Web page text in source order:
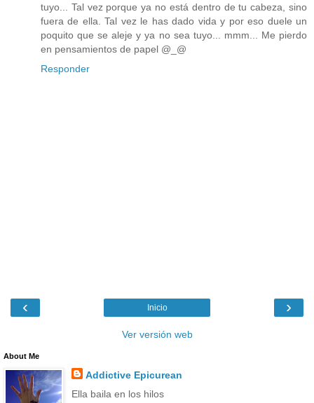
tuyo... Tal vez porque ya no está dentro de tu cabeza, sino
fuera de ella. Tal vez le has dado vida y por eso duele un
poquito que se aleje y ya no sea tuyo... mmm... Me pierdo
en pensamientos de papel @_@
Responder
‹ ›
Inicio
Ver versión web
About Me
Addictive Epicurean
Ella baila en los hilos